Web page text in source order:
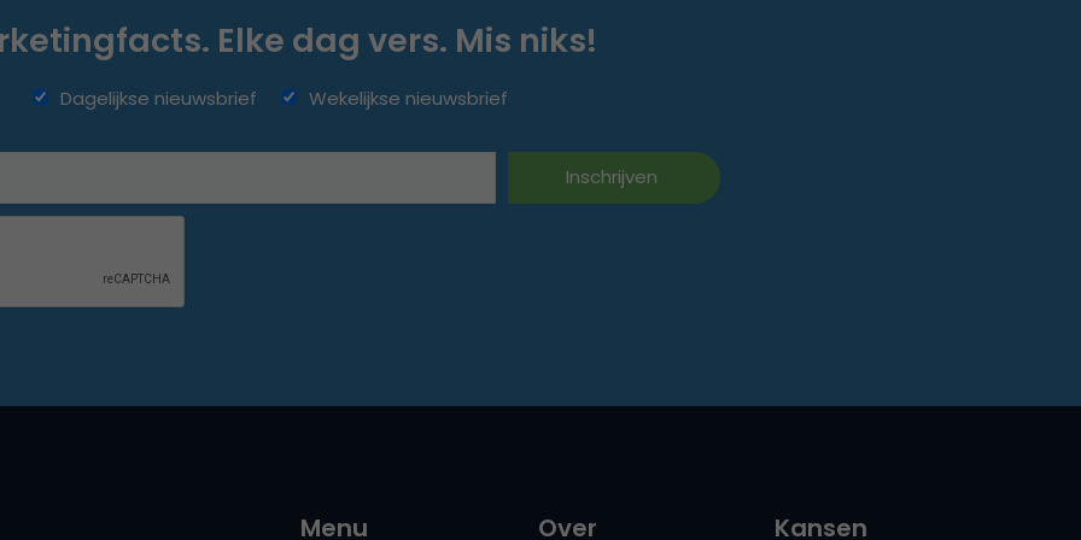
Elke dag vers. Mis niks!
Dagelijkse nieuwsbrief Wekelijkse nieuwsbrief
Menu Over Kansen